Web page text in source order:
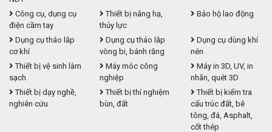
Công cụ, dụng cụ
điện cầm tay
Thiết bị nâng hạ,
thủy lực
Bảo hộ lao động
Dụng cụ tháo lắp
cơ khí
Dụng cụ tháo lắp
vòng bi, bánh răng
Dụng cụ dùng khí
nén
Thiết bị vệ sinh làm
sạch
Máy móc công
nghiệp
Máy in 3D, UV, in
nhãn, quét 3D
Thiết bị dạy nghề,
nghiên cứu
Thiết bị thí nghiệm
bùn, đất
Thiết bị kiểm tra
cấu trúc đất, bê
tông, đá, Asphalt,
cốt thép